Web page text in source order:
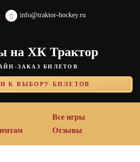
info@traktor-hockey.ru
на ХК Трактор
ЗАКАЗ БИЛЕТОВ
К ВЫБОРУ БИЛЕТОВ
Все игры
Отзывы